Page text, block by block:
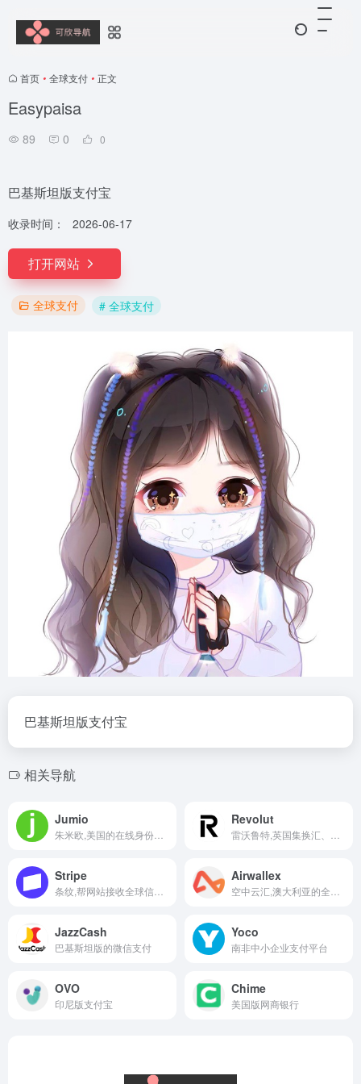
首页 • 全球支付 • 正文
Easypaisa
89 0 0
巴基斯坦版支付宝
收录时间： 2026-06-17
打开网站
全球支付 # 全球支付
巴基斯坦版支付宝
相关导航
Jumio Revolut
Stripe Airwallex
JazzCash
巴基斯坦版的微信支付
Yoco
南非中小企业支付平台
OVO
印尼版支付宝
Chime
美国版网商银行